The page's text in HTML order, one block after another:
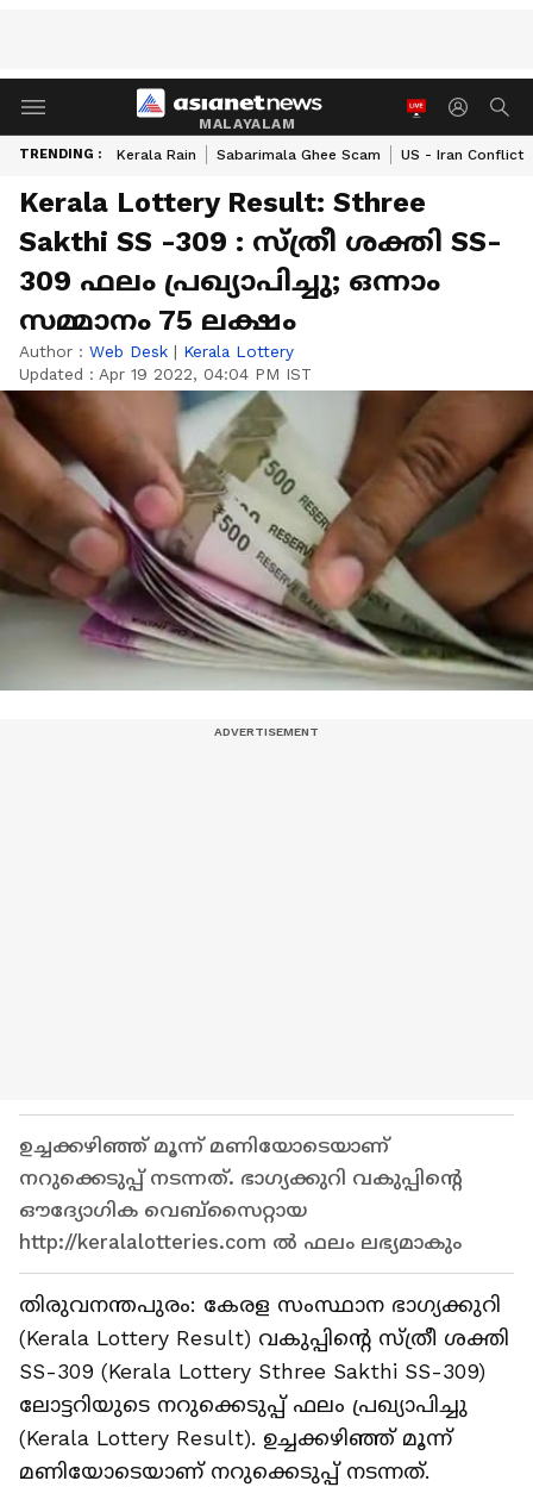
MALAYALAM
TRENDING : Kerala Rain Sabarimala Ghee Scam US - Iran Conflict
Kerala Lottery Result: Sthree
Sakthi SS -309 : സ്ത്രീ ശക്തി SS-
309 ഫലം പ്രഖ്യാപിച്ചു; ഒന്നാം
സമ്മാനം 75 ലക്ഷം
Author : Web Desk | Kerala Lottery
Updated : Apr 19 2022, 04:04 PM IST
ഉച്ചക്കഴിഞ്ഞ് മൂന്ന് മണിയോടെയാണ്
നറുക്കെടുപ്പ് നടന്നത്. ഭാഗ്യക്കുറി വകുപ്പിന്റെ
ഔദ്യോഗിക വെബ്‌സൈറ്റായ
http://keralalotteries.com ൽ ഫലം ലഭ്യമാകും
തിരുവനന്തപുരം: കേരള സംസ്ഥാന ഭാഗ്യക്കുറി
(Kerala Lottery Result) വകുപ്പിന്റെ സ്ത്രീ ശക്തി
SS-309 (Kerala Lottery Sthree Sakthi SS-309)
ലോട്ടറിയുടെ നറുക്കെടുപ്പ് ഫലം പ്രഖ്യാപിച്ചു
(Kerala Lottery Result). ഉച്ചക്കഴിഞ്ഞ് മൂന്ന്
മണിയോടെയാണ് നറുക്കെടുപ്പ് നടന്നത്.